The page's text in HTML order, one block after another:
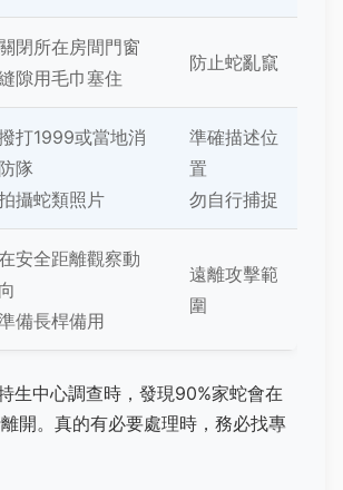
關閉所在房間門窗
隙用毛巾塞住
防止蛇亂竄
打1999或當地消
防隊
攝蛇類照片
準確描述位
置
勿自行捕捉
安全距離觀察動
向
備長桿備用
遠離攻擊範
圍
生中心調查時，發現90%家蛇會在
開。真的有必要處理時，務必找專